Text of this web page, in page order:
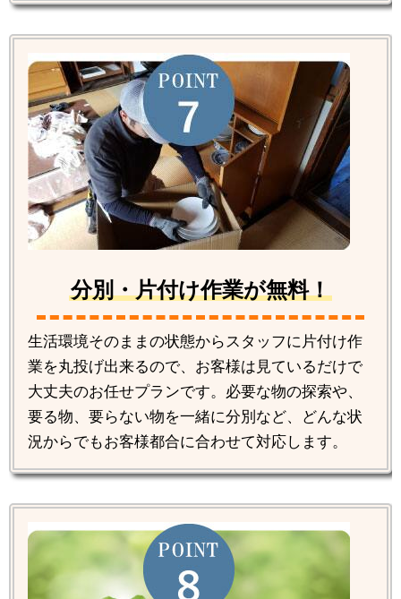
分別・片付け作業が無料！
生活環境そのままの状態からスタッフに片付け作
業を丸投げ出来るので、お客様は見ているだけで
大丈夫のお任せプランです。必要な物の探索や、
要る物、要らない物を一緒に分別など、どんな状
況からでもお客様都合に合わせて対応します。